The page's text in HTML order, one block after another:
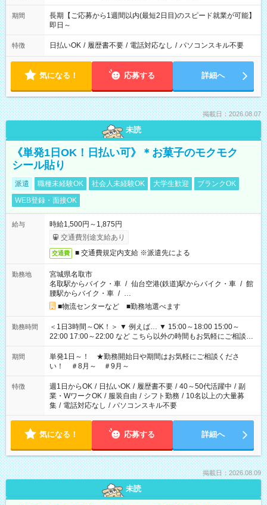
期間
長期【ご応募から1週間以内(最短2日目)のスピード就業が可能】
即日～
特徴 日払いOK / 履歴書不要 / 電話対応なし / パソコンスキル不要
気になる！ 応募する 詳細へ
掲載日：2026.08.07
未読
《単発1日OK！日払い可》＊お菓子のモクモク
シール貼り
派遣 職種未経験OK 社会人未経験OK 大学生歓迎
ブランクOK
WEB登録・面接OK
給与
時給1,500円～1,875円
交通費別途支給あり
交通費 ■ 交通費規定内支給 ※派遣先による
勤務地
宮城県名取市
名取駅からバイク・車 / 仙台空港(鉄道)駅からバイク・車 / 館
腰駅からバイク・車 / …
■物流センターなど ■勤務地選べます
勤務時間
＜1日3時間～OK！＞ ▼ 例えば… ▼ 15:00～18:00 15:00～
22:00 17:00～22:00 など こちら以外の時間もお気軽にご相談く
ださい！
期間
単発1日～！ ★勤務開始日や期間はお気軽にご相談くださ
い！ ＃8月～ ＃9月～
特徴 週1日からOK / 日払いOK / 履歴書不要 / 40～50代活躍中 / 副
業・WワークOK / 服装自由 / シフト勤務 / 10名以上の大量募
集 / 電話対応なし / パソコンスキル不要
気になる！ 応募する 詳細へ
掲載日：2026.08.09
未読